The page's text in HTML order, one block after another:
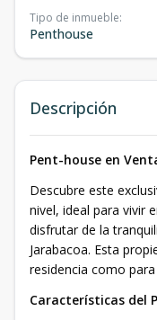
Tipo de inmueble:
Penthouse
Descripción
Pent-house en
Descubre este
nivel, ideal para vivir
disfrutar de la
Jarabacoa. Esta
residencia como
Características del